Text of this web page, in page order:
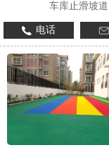
车库止滑坡道
电话